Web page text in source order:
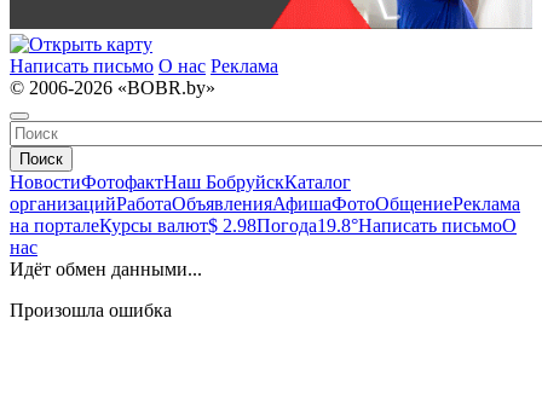
Написать письмо О нас Реклама
© 2006-2026 «BOBR.by»
Поиск
НовостиФотофактНаш БобруйскКаталог
организацийРаботаОбъявленияАфишаФотоОбщениеРеклама
на порталеКурсы валют$ 2.98Погода19.8°Написать письмоО
нас
Идёт обмен данными...
Произошла ошибка